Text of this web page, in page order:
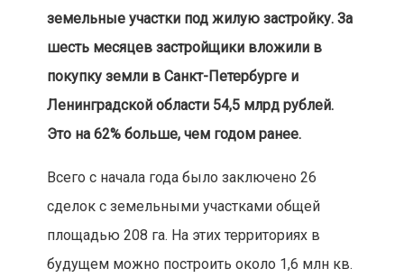
земельные участки под жилую застройку. За
шесть месяцев застройщики вложили в
покупку земли в Санкт-Петербурге и
Ленинградской области 54,5 млрд рублей.
Это на 62% больше, чем годом ранее.
Всего с начала года было заключено 26
сделок с земельными участками общей
площадью 208 га. На этих территориях в
будущем можно построить около 1,6 млн кв.